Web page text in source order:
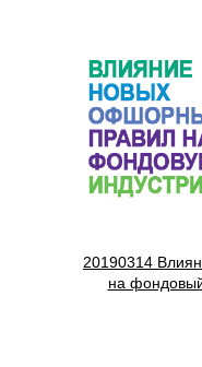
20190314
на